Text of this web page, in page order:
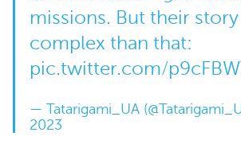
missions. But their
complex than that:
pic.twitter.com/
— Tatarigami_UA
2023